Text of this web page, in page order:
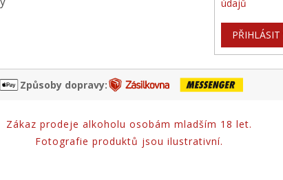
údajů
PŘIHLÁSIT
Způsoby dopravy:
Zákaz prodeje alkoholu osobám mladším 18 let.
Fotografie produktů jsou ilustrativní.